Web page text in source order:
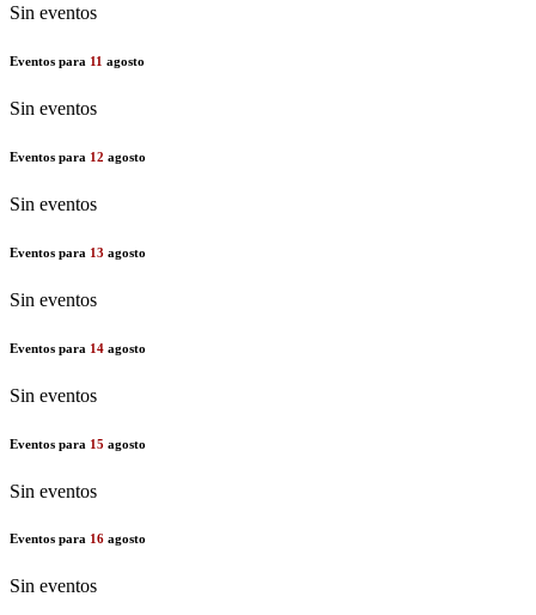
Sin eventos
Eventos para 11 agosto
Sin eventos
Eventos para 12 agosto
Sin eventos
Eventos para 13 agosto
Sin eventos
Eventos para 14 agosto
Sin eventos
Eventos para 15 agosto
Sin eventos
Eventos para 16 agosto
Sin eventos